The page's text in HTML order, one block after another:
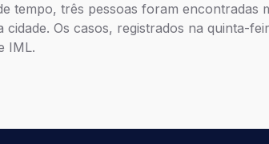
tempo, três pessoas foram encontradas
cidade. Os casos, registrados na quinta-
IML.